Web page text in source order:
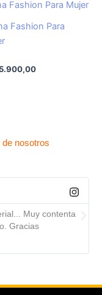
Fashion Para
de nosotros
Muy contenta
Gracias